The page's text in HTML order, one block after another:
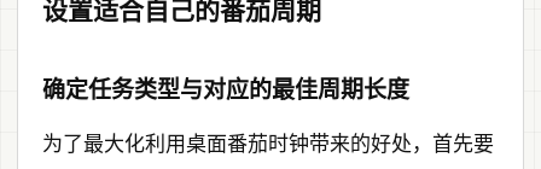
设置适合自己的番茄周期
确定任务类型与对应的最佳周期长度
为了最大化利用桌面番茄时钟带来的好处，首先要